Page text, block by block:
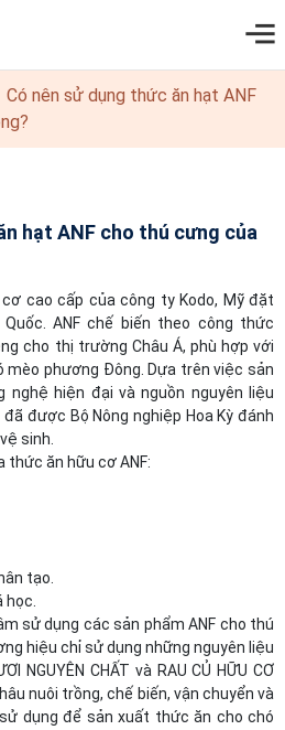
Có nên sử dụng thức ăn hạt ANF
hạt ANF cho thú cưng của
cao cấp của công ty Kodo, Mỹ đặt
ANF chế biến theo công thức
cho thị trường Châu Á, phù hợp với
mèo phương Đông. Dựa trên việc sản
nghệ hiện đại và nguồn nguyên liệu
được Bộ Nông nghiệp Hoa Kỳ đánh
sinh.
thức ăn hữu cơ ANF:
tạo.
sử dụng các sản phẩm ANF cho thú
hiệu chỉ sử dụng những nguyên liệu
NGUYÊN CHẤT và RAU CỦ HỮU CƠ
nuôi trồng, chế biến, vận chuyển và
dụng để sản xuất thức ăn cho chó